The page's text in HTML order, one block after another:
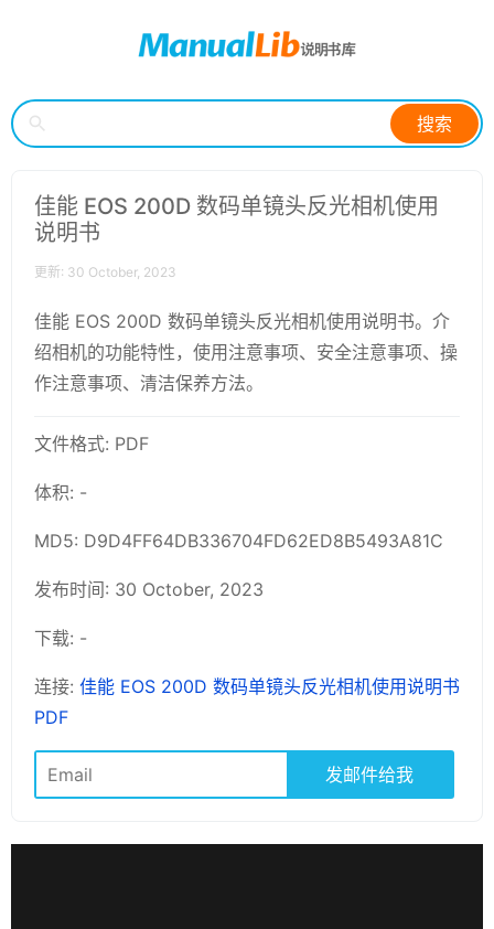
搜索
佳能 EOS 200D 数码单镜头反光相机使用
说明书
更新: 30 October, 2023
佳能 EOS 200D 数码单镜头反光相机使用说明书。介
绍相机的功能特性，使用注意事项、安全注意事项、操
作注意事项、清洁保养方法。
文件格式: PDF
体积: -
MD5: D9D4FF64DB336704FD62ED8B5493A81C
发布时间: 30 October, 2023
下载: -
连接: 佳能 EOS 200D 数码单镜头反光相机使用说明书
PDF
发邮件给我